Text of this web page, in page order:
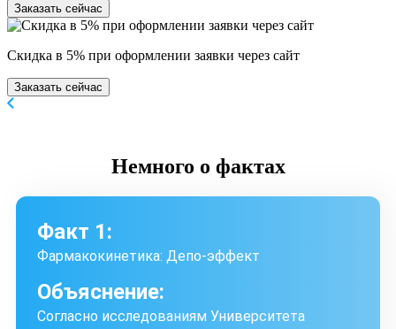
Заказать сейчас
Скидка в 5% при оформлении заявки через сайт
Заказать сейчас
Немного о фактах
Факт 1:
Фармакокинетика: Депо-эффект
Объяснение:
Согласно исследованиям Университета